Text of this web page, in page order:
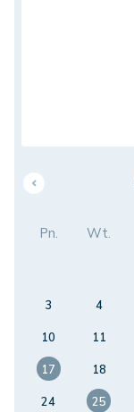
Pn. Wt.
3
4
10
11
17
18
24
25